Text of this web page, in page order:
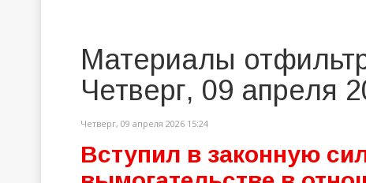
Материалы
Четверг, 09 апреля
Четверг, 09 апреля 2026 15:24
Вступил в законную